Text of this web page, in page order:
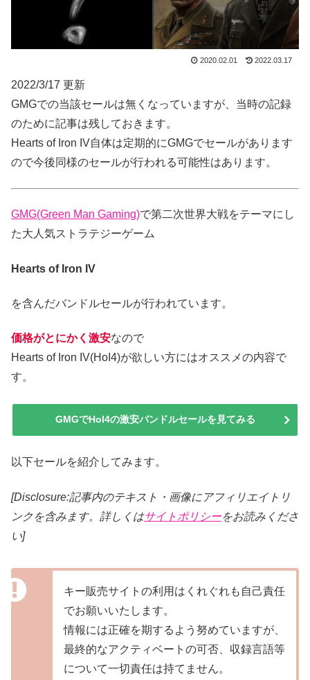
2020.02.01 2022.03.17
2022/3/17 更新
GMGでの当該セールは無くなっていますが、当時の記録
のために記事は残しておきます。
Hearts of Iron IV自体は定期的にGMGでセールがあります
ので今後同様のセールが行われる可能性はあります。
GMG(Green Man Gaming)で第二次世界大戦をテーマにし
た大人気ストラテジーゲーム
Hearts of Iron IV
を含んだバンドルセールが行われています。
価格がとにかく激安なので
Hearts of Iron IV(HoI4)が欲しい方にはオススメの内容で
す。
GMGでHoI4の激安バンドルセールを見てみる
以下セールを紹介してみます。
[Disclosure:記事内のテキスト・画像にアフィリエイトリ
ンクを含みます。詳しくはサイトポリシーをお読みくださ
い]
キー販売サイトの利用はくれぐれも自己責任
でお願いいたします。
情報には正確を期するよう努めていますが、
最終的なアクティベートの可否、収録言語等
について一切責任は持てません。